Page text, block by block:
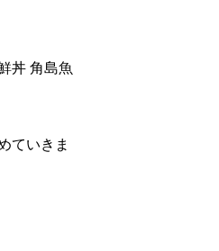
丼 角島魚
ていきま